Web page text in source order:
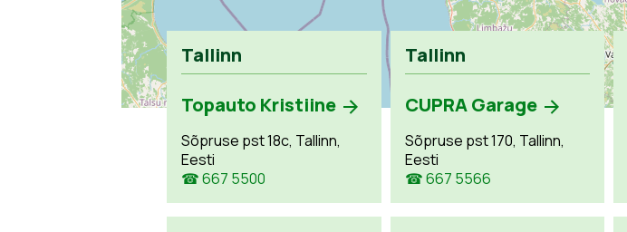
Tallinn
Topauto Kristiine
Sõpruse pst 18c, Tallinn,
Eesti
☎ 667 5500
Tallinn
CUPRA Garage
Sõpruse pst 170, Tallinn,
Eesti
☎ 667 5566